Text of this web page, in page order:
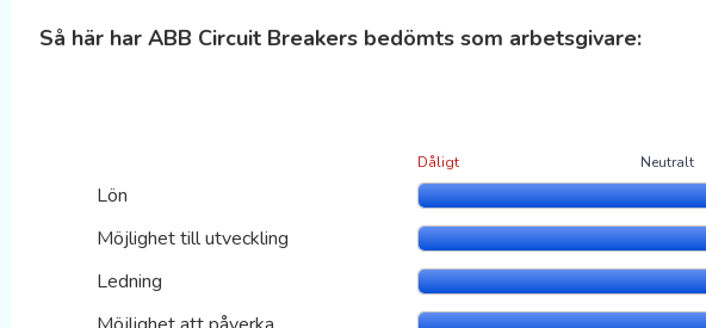
Så här har ABB Circuit Breakers bedömts som arbetsgivare:
Dåligt Neutralt
Lön
Möjlighet till utveckling
Ledning